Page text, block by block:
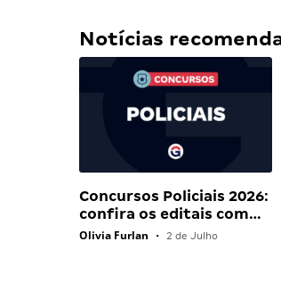
Notícias
Concursos Policiais 2026:
confira os editais com…
Olivia Furlan • 2 de Julho